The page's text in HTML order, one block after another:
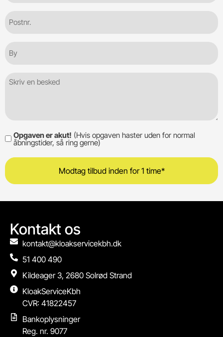
Opgaven
akut!
Opgaven er akut! (Hvis opgaven haster uden for normal
åbningstider, så ring gerne)
Kontakt os
kontakt@kloakservicekbh.dk
51 400 490
Kildeager 3, 2680 Solrød Strand
KloakServiceKbh
CVR: 41822457
Bankoplysninger
Reg. nr. 9077